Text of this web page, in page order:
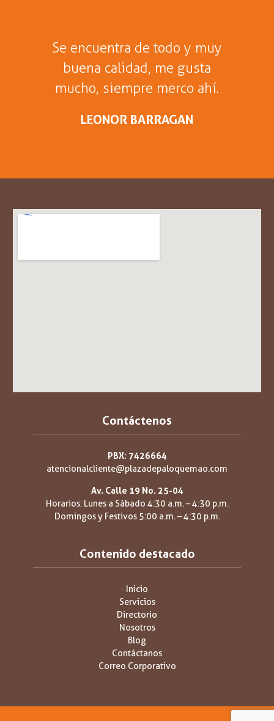
Contáctenos
PBX: 7426664
atencionalcliente@plazadepaloquemao.com
Av. Calle 19 No. 25-04
Horarios: Lunes a Sábado 4:30 a.m. – 4:30 p.m.
Domingos y Festivos 5:00 a.m. – 4:30 p.m.
Contenido destacado
Inicio
Servicios
Directorio
Nosotros
Blog
Contáctanos
Correo Corporativo